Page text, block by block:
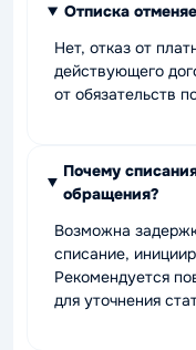
Отписка
Нет, отказ от
действующего
от обязательств
Почему
обращения?
Возможна
списание,
Рекомендуется
для уточнения